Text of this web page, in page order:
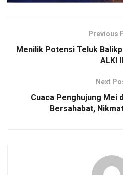
Previous
Menilik Potensi Teluk
ALKI II
Next
Cuaca Penghujung Mei
Bersahabat,